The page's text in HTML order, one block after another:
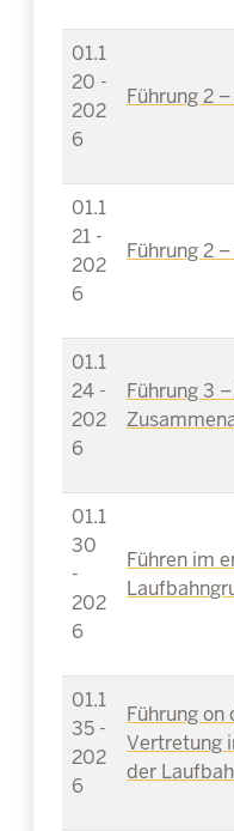
01.1
20 -
202
6
Führung 2
01.1
21 -
202
6
Führung 2
01.1
24 -
202
6
Führung 3
01.1
30
-
202
6
Führen im
01.1
35 -
202
6
Führung on
Vertretung
der